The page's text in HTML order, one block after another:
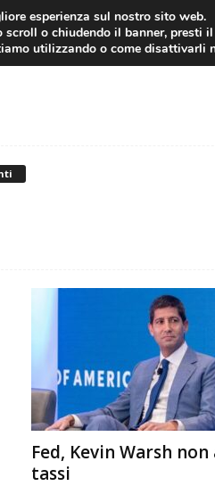
FOREX NEWS FOREX SIGNALS FOREX
ECONOMIA
Fed, Kevin Warsh non
tassi
esperienza sul nostro sito web.
o chiudendo il banner, presti
utilizzando o come disattivarli